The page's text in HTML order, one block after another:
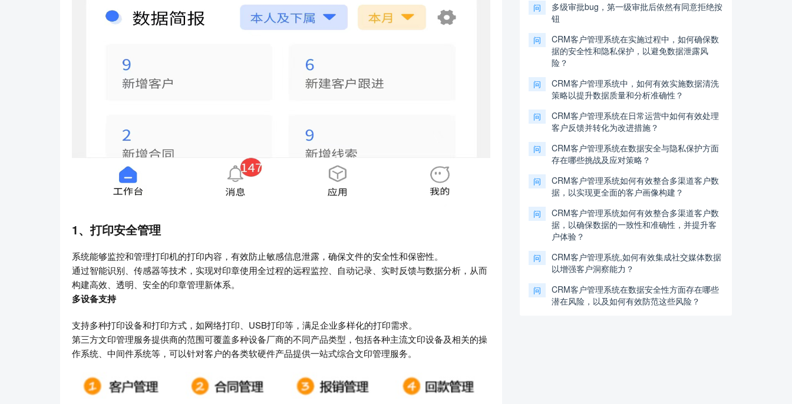
1、打印安全管理
系统能够监控和管理打印机的打印内容，有效防止敏感信息泄露，确保文件的安全性和保密性。
通过智能识别、传感器等技术，实现对印章使用全过程的远程监控、自动记录、实时反馈与数据分析，从而
构建高效、透明、安全的印章管理新体系。
多设备支持
支持多种打印设备和打印方式，如网络打印、USB打印等，满足企业多样化的打印需求。
第三方文印管理服务提供商的范围可覆盖多种设备厂商的不同产品类型，包括各种主流文印设备及相关的操
作系统、中间件系统等，可以针对客户的各类软硬件产品提供一站式综合文印管理服务。
问
多级审批bug，第一级审批后依然有同意拒绝按
钮
问
CRM客户管理系统在实施过程中，如何确保数
据的安全性和隐私保护，以避免数据泄露风
险？
问
CRM客户管理系统中，如何有效实施数据清洗
策略以提升数据质量和分析准确性？
问
CRM客户管理系统在日常运营中如何有效处理
客户反馈并转化为改进措施？
问
CRM客户管理系统在数据安全与隐私保护方面
存在哪些挑战及应对策略？
问
CRM客户管理系统如何有效整合多渠道客户数
据，以实现更全面的客户画像构建？
问
CRM客户管理系统如何有效整合多渠道客户数
据，以确保数据的一致性和准确性，并提升客
户体验？
问
CRM客户管理系统,如何有效集成社交媒体数据
以增强客户洞察能力？
问
CRM客户管理系统在数据安全性方面存在哪些
潜在风险，以及如何有效防范这些风险？